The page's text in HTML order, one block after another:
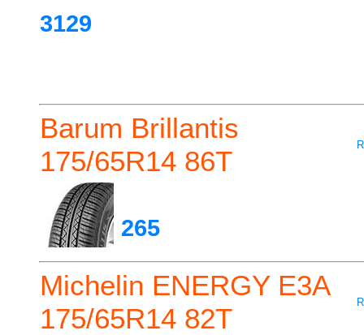
3129
Barum Brillantis
175/65R14 86T
265
Michelin ENERGY E3A
175/65R14 82T